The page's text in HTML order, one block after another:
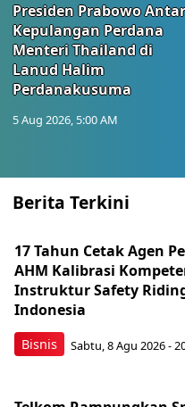
Presiden Prabowo Antar
Kepulangan Perdana
Menteri Thailand di
Lanud Halim
Perdanakusuma
5 Aug 2026, 5:00 AM
Berita Terkini
Bisnis
17 Tahun Cetak Agen
AHM Kalibrasi
Instruktur Safety
Indonesia
Sabtu, 8 Agu 2026 -